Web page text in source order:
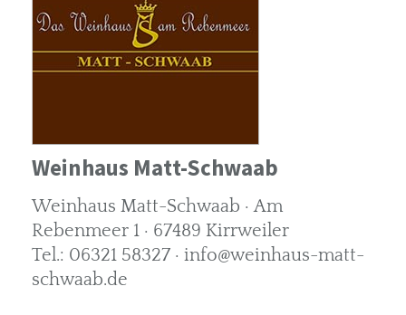
Weinhaus Matt-Schwaab
Weinhaus Matt-Schwaab · Am
Rebenmeer 1 · 67489 Kirrweiler
Tel.: 06321 58327 · info@weinhaus-matt-
schwaab.de